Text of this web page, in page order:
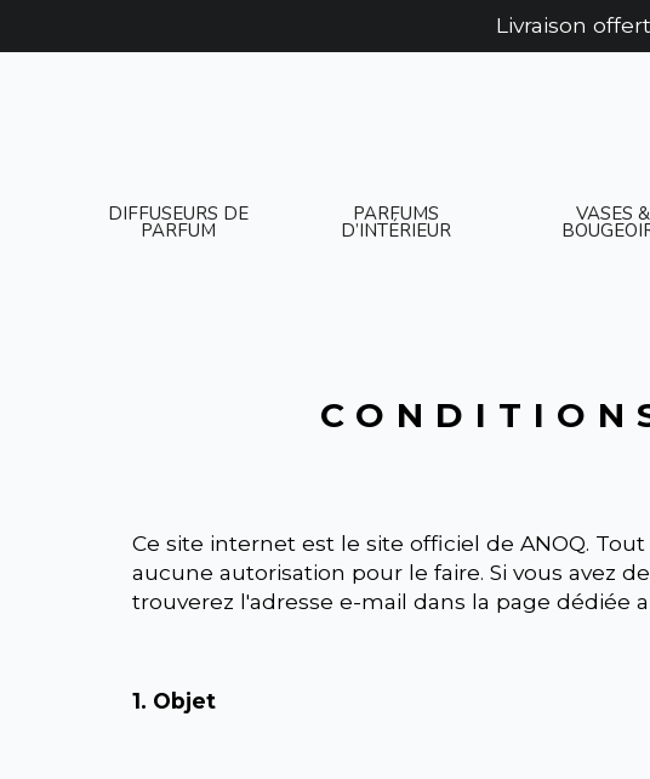
Livraison
DIFFUSEURS DE
PARFUM
PARFUMS
D’INTÉRIEUR
VASES &
Ce site internet est le site officiel de ANOQ.
aucune autorisation pour le faire. Si vous avez
trouverez l'adresse e-mail dans la page dédiée
1. Objet